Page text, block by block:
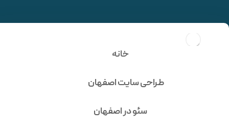
خانه
طراحی سایت اصفهان
سئو در اصفهان
شرکتی آرین تصویر